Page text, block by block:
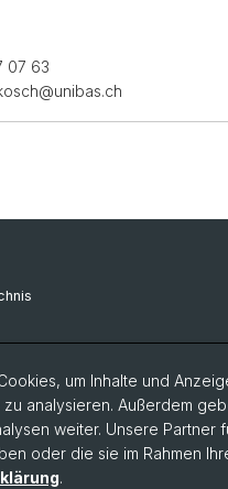
07 63
um Inhalte und
analysieren. Außerdem
weiter. Unsere
oder die sie im Rahmen
.